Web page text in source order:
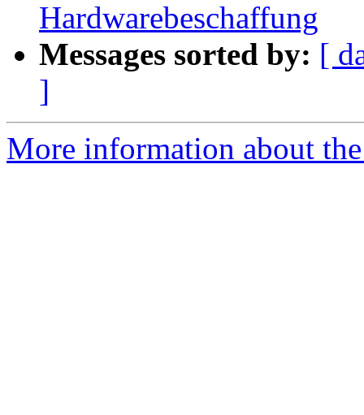
Hardwarebeschaffung
Messages sorted by: [
]
More information about